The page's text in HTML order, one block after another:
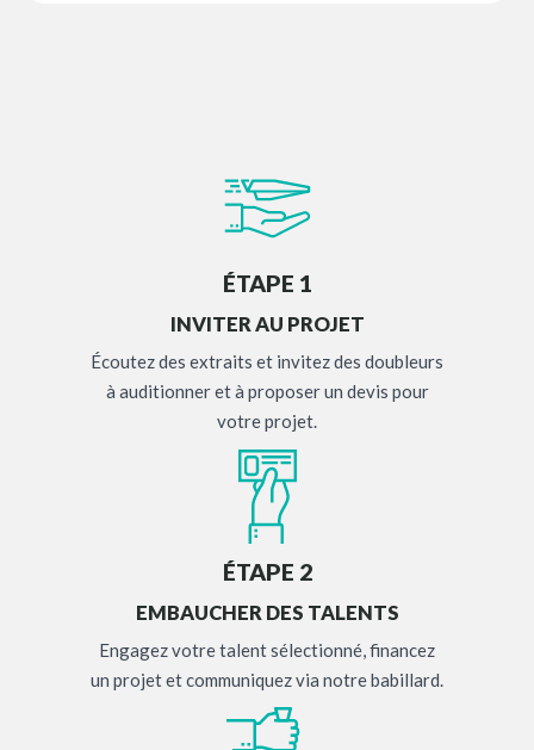
ÉTAPE 1
INVITER AU PROJET
Écoutez des extraits et invitez des doubleurs
à auditionner et à proposer un devis pour
votre projet.
ÉTAPE 2
EMBAUCHER DES TALENTS
Engagez votre talent sélectionné, financez
un projet et communiquez via notre babillard.